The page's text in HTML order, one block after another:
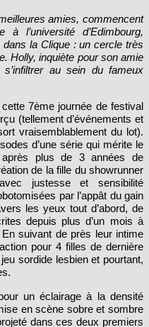
amies, commencent
l’université d’Edimbourg,
la Clique : un cercle très
Holly, inquiète pour son amie
au sein du fameux
7ème journée de festival
(tellement d’événements et
vraisemblablement du lot).
d’une série qui mérite le
plus de 3 années de
de la fille du showrunner
justesse et sensibilité
par l’appât du gain
les yeux tout d’abord, de
depuis plus d’un mois à
suivant de près leur intime
pour 4 filles de dernière
sordide lesbien et pourtant,
un éclairage à la densité
en scène sobre et sombre
dans ces deux premiers